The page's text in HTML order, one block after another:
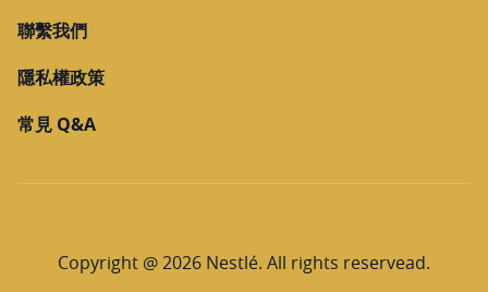
聯繫我們
隱私權政策
常見 Q&A
Copyright @ 2026 Nestlé. All rights reservead.